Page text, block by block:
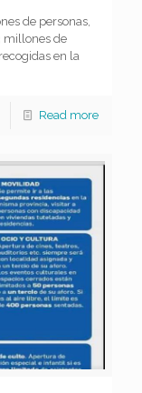
de personas,
millones de
en la
Read more